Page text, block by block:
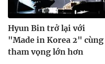
Hyun Bin trở lại với
"Made in Korea 2" cùng
tham vọng lớn hơn